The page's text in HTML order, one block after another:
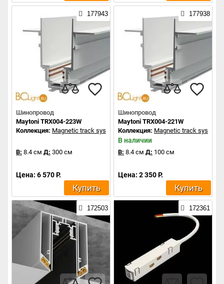
177943
Шинопровод
Maytoni TRX004-223W
Коллекция: Magnetic track system
В: 8.4 см Д: 300 см
Цена: 6 570 Р.
Купить
177938
Шинопровод
Maytoni TRX004-221W
Коллекция: Magnetic track system
В наличии
В: 8.4 см Д: 100 см
Цена: 2 350 Р.
Купить
172503 172361